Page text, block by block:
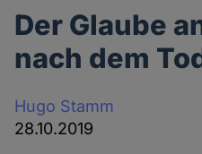
Der Glaube
nach dem
Hugo Stamm
28.10.2019